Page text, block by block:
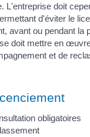
L'entreprise doit
d'éviter le
avant ou pendant la
doit mettre en
et de
obligatoires